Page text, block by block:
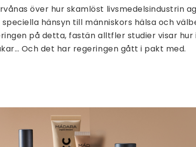
över hur skamlöst livsmedelsindustrin
hänsyn till människors hälsa och
på detta, fastän alltfler studier visar
Och det har regeringen gått i pakt med.